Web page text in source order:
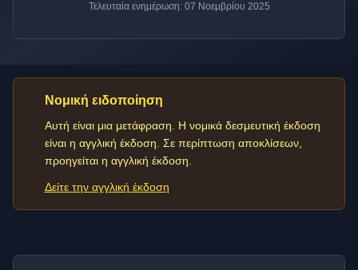
Τελευταία ενημέρωση: 07 Νοεμβρίου 2025
Νομική ειδοποίηση
Αυτή είναι μια μετάφραση. Η νομικά δεσμευτική έκδοση
είναι η αγγλική έκδοση. Σε περίπτωση αποκλίσεων,
προηγείται η αγγλική έκδοση.
Δείτε την αγγλική έκδοση